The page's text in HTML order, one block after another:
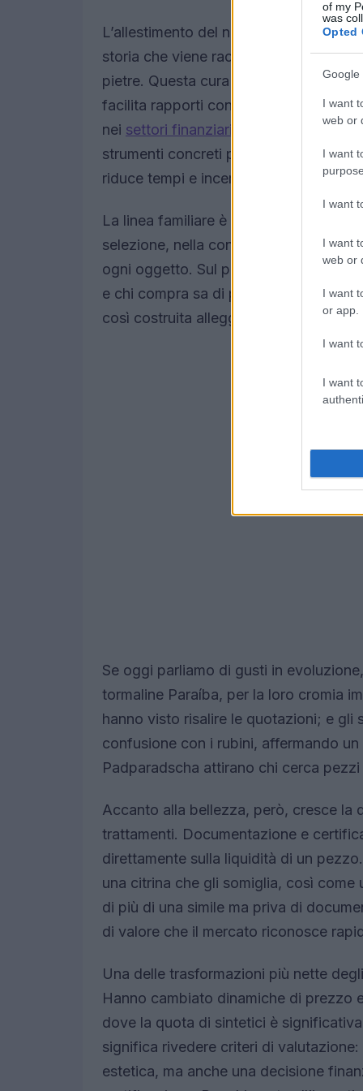
of my
was
Opted
Google
I want
web or
I want
I want
I want
web or
I want
or app.
I want
I want
L’allestimento del negozio parla più di
storia che viene raccontata
pietre. Questa cura espositiva non è
facilita rapporti con collezionisti e
nei settori finanziario e fintech
strumenti concreti per sostenere il
riduce tempi e incertezze nelle
La linea familiare è una colonna
selezione, nella conservazione e
ogni oggetto. Sul piano commerciale,
e chi compra sa di potersi riferire a un
così costruita alleggerisce molte
Se oggi parliamo di gusti in
tormaline Paraíba, per la loro cromia
hanno visto risalire le quotazioni; e gli
confusione con i rubini, affermando
Padparadscha attirano chi cerca
Accanto alla bellezza, però, cresce la
trattamenti. Documentazione e
direttamente sulla liquidità di un
una citrina che gli somiglia, così
di più di una simile ma priva di
di valore che il mercato riconosce
Una delle trasformazioni più nette
Hanno cambiato dinamiche di prezzo
dove la quota di sintetici è
significa rivedere criteri di
estetica, ma anche una decisione